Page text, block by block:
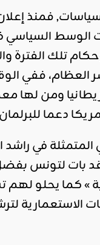
الوسط السياسي
تلك الفترة
ففي
ومن لها
دعما
في
لقد بات لتونس
» كما يحلو